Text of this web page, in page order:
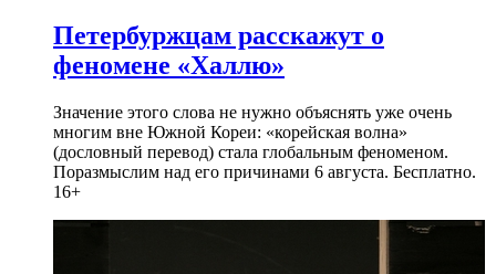
Петербуржцам расскажут о
феномене «Халлю»
Значение этого слова не нужно объяснять уже очень
многим вне Южной Кореи: «корейская волна»
(дословный перевод) стала глобальным феноменом.
Поразмыслим над его причинами 6 августа. Бесплатно.
16+